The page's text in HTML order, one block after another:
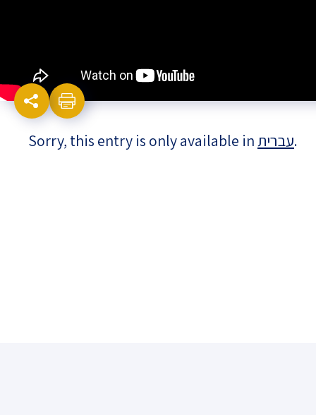
Sorry, this entry is only available inעברית.